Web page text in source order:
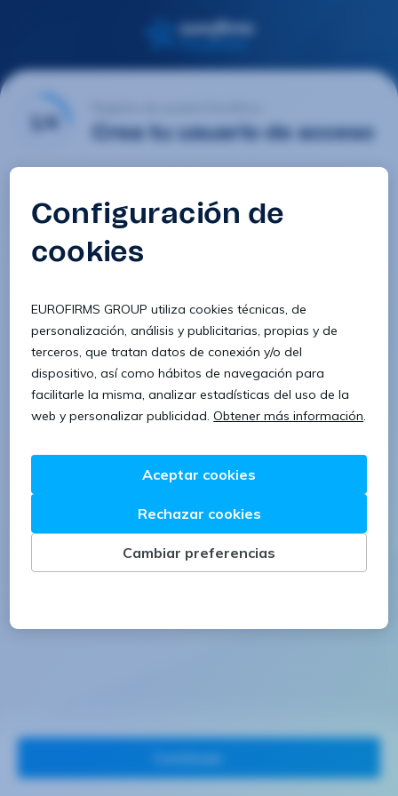
1/4 Crea tu usuario de acceso
Contraseña
Confirmar contraseña
8 caracteres 1 letra minúscula
1 letra mayúscula 1 número